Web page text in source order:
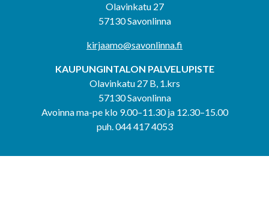
Olavinkatu 27
57130 Savonlinna
kirjaamo@savonlinna.fi
KAUPUNGINTALON PALVELUPISTE
Olavinkatu 27 B, 1.krs
57130 Savonlinna
Avoinna ma-pe klo 9.00–11.30 ja 12.30–15.00
puh. 044 417 4053